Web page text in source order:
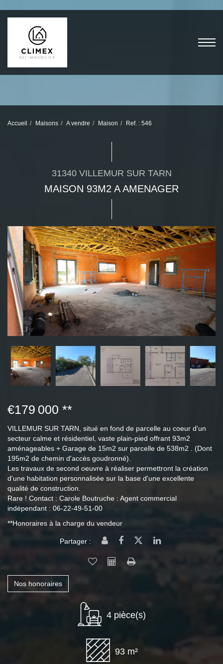
Accueil Maisons A vendre Maison Ref. : 546
31340 VILLEMUR SUR TARN
MAISON 93M2 A AMENAGER
€179 000 **
VILLEMUR SUR TARN, situé en fond de parcelle au coeur d'un
secteur calme et résidentiel, vaste plain-pied offrant 93m2
aménageables + Garage de 15m2 sur parcelle de 538m2 . (Dont
195m2 de chemin d'accès goudronné).
Les travaux de second oeuvre à réaliser permettront la création
d'une habitation personnalisée sur la base d'une excellente
qualité de construction.
Rare ! Contact : Carole Boutruche : Agent commercial
indépendant : 06-22-49-51-00
**Honoraires à la charge du vendeur
Partager :
Nos honoraires
4 pièce(s)
93 m²